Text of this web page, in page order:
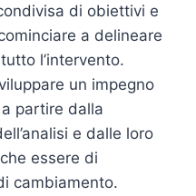
di obiettivi e
a delineare
l’intervento.
un impegno
partire dalla
e dalle loro
essere di
cambiamento.